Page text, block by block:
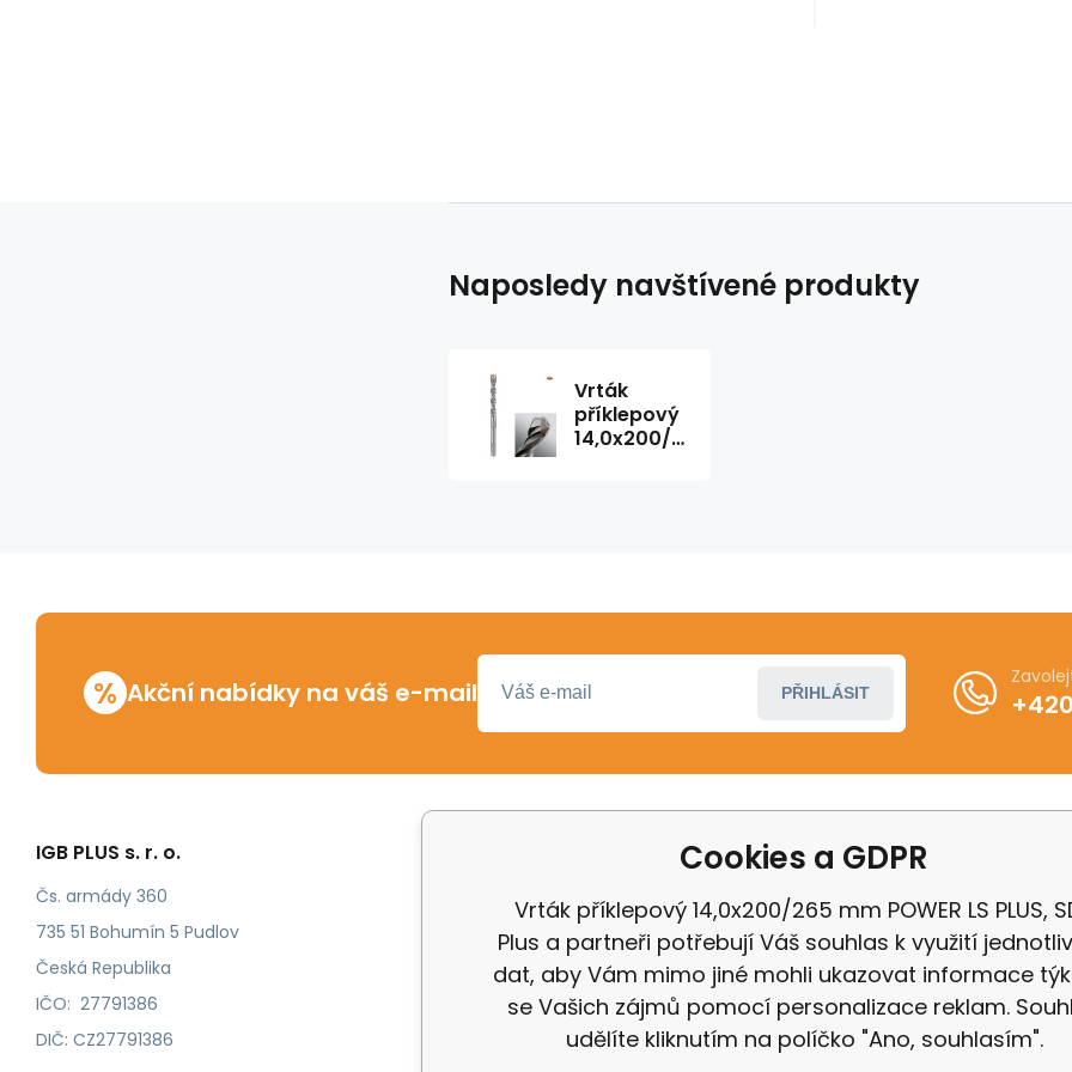
Naposledy navštívené produkty
Vrták
příklepový
14,0x200/265
% Akční nabídky na váš e-mail PŘIHLÁSIT
IGB PLUS s. r. o.
Čs. armády 360
735 51 Bohumín 5 Pudlov
Česká Republika
IČO: 27791386
DIČ: CZ27791386
Katalog Milwaukee
Katalog IGB
Další informace
Odstoupení od kupní
Reklamační řád
Zásady ochrany
Cookies a GDPR
Vrták příklepový 14,0x200/265 mm POWER LS PLUS,
Plus a partneři potřebují Váš souhlas k využití
dat, aby Vám mimo jiné mohli ukazovat informace
se Vašich zájmů pomocí personalizace reklam.
udělíte kliknutím na políčko "Ano, souhlasím".